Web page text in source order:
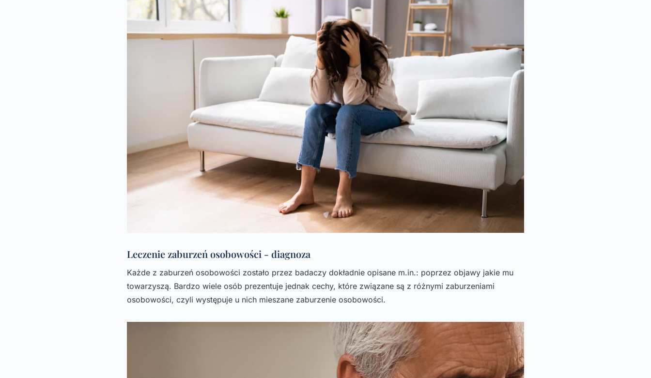
Leczenie zaburzeń osobowości - diagnoza
Każde z zaburzeń osobowości zostało przez badaczy dokładnie opisane m.in.: poprzez objawy jakie mu
towarzyszą. Bardzo wiele osób prezentuje jednak cechy, które związane są z różnymi zaburzeniami
osobowości, czyli występuje u nich mieszane zaburzenie osobowości.